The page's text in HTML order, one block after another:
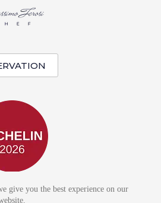
give you the best experience on our